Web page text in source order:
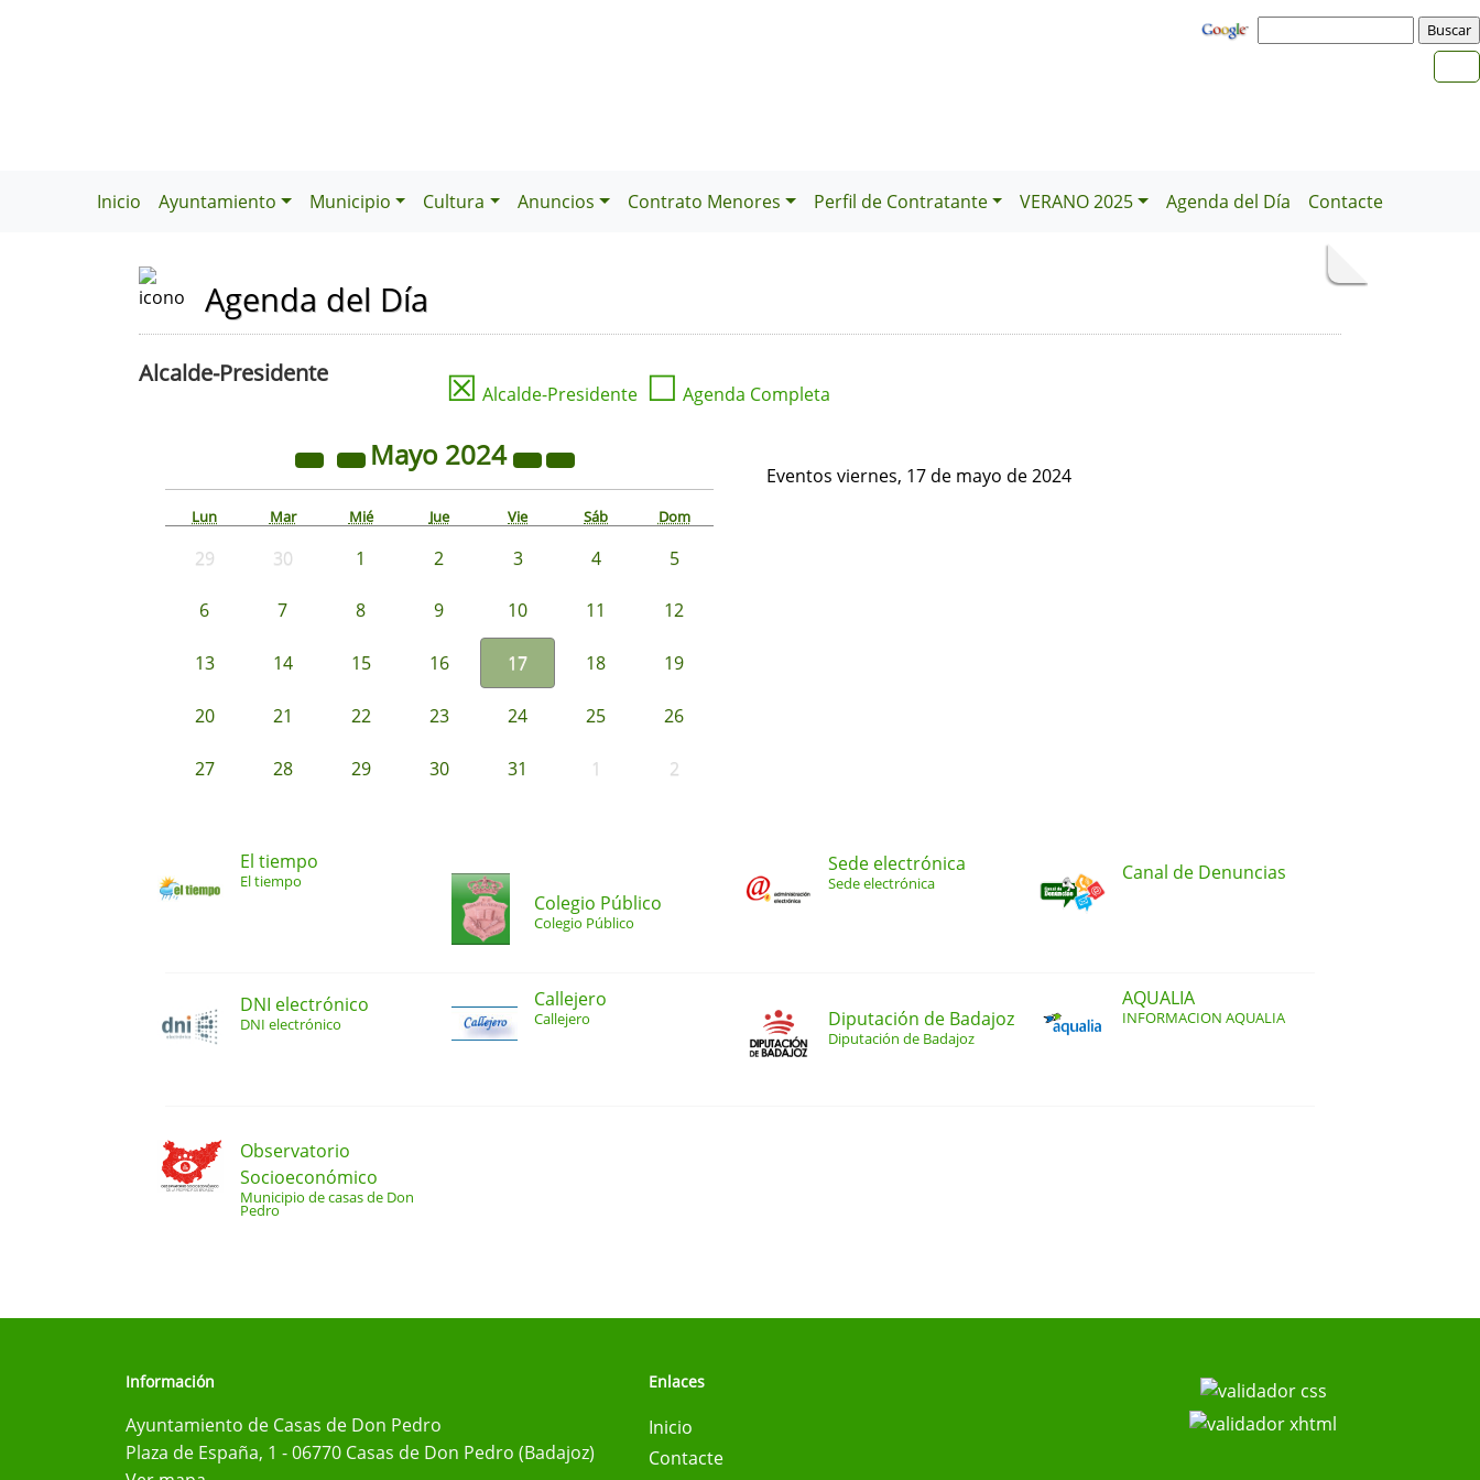
Inicio Ayuntamiento Municipio Cultura Anuncios Contrato Menores Perfil de Contratante VERANO 2025 Agenda del Día Contacte
Agenda del Día
Alcalde-Presidente ☒ Alcalde-Presidente ☐ Agenda Completa
Mayo 2024
Lun Mar Mié Jue Vie Sáb Dom
29 30 1 2 3 4 5
6 7 8 9 10 11 12
13 14 15 16 17 18 19
20 21 22 23 24 25 26
27 28 29 30 31 1 2
Eventos viernes, 17 de mayo de 2024
El tiempo
El tiempo
Colegio Público
Colegio Público
Sede electrónica
Sede electrónica Canal de Denuncias
DNI electrónico
DNI electrónico
Callejero
Callejero Diputación de Badajoz
Diputación de Badajoz
AQUALIA
INFORMACION AQUALIA
Observatorio
Socioeconómico
Municipio de casas de Don
Pedro
Información
Ayuntamiento de Casas de Don Pedro
Plaza de España, 1 - 06770 Casas de Don Pedro (Badajoz)
Enlaces
Inicio
Contacte